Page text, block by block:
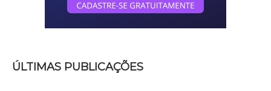
ÚLTIMAS PUBLICAÇÕES